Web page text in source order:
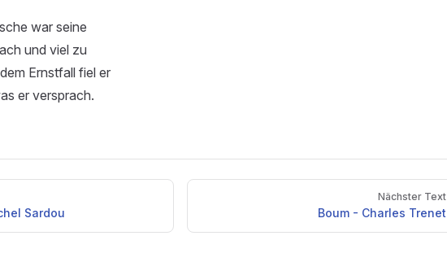
war seine
und viel zu
Ernstfall fiel er
er versprach.
Sardou
Nächster Text
Boum - Charles Trenet